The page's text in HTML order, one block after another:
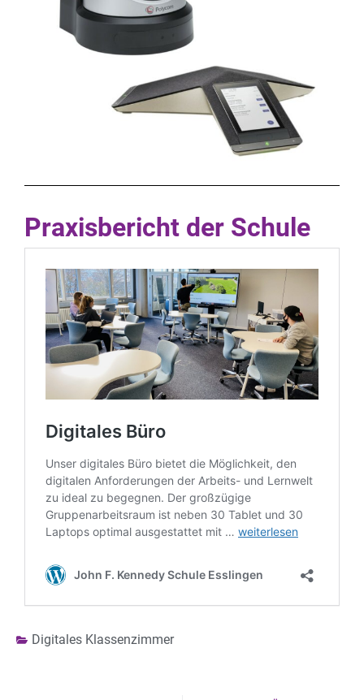
Praxisbericht der Schule
Digitales Klassenzimmer